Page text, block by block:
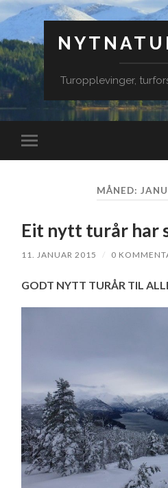
Turopplevinger,
Veksle
mobilmeny
MÅNED:
Eit nytt turår har
11. JANUAR 2015 / 0
GODT NYTT TURÅR TIL